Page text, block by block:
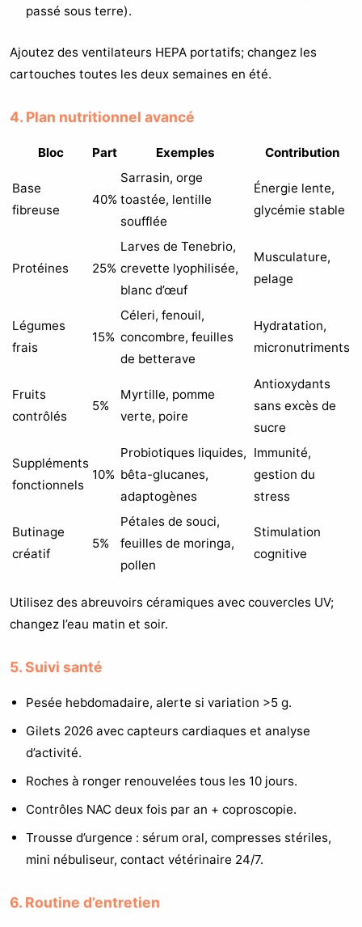
passé sous terre).
Ajoutez des ventilateurs HEPA portatifs; changez les
cartouches toutes les deux semaines en été.
4. Plan nutritionnel avancé
Bloc Part Exemples Contribution
Base
fibreuse
40%
Sarrasin, orge
toastée, lentille
soufflée
Énergie lente,
glycémie stable
Protéines 25%
Larves de Tenebrio,
crevette lyophilisée,
blanc d’œuf
Musculature,
pelage
Légumes
frais
15%
Céleri, fenouil,
concombre, feuilles
de betterave
Hydratation,
micronutriments
Fruits
contrôlés
5%
Myrtille, pomme
verte, poire
Antioxydants
sans excès de
sucre
Suppléments
fonctionnels
10%
Probiotiques liquides,
bêta-glucanes,
adaptogènes
Immunité,
gestion du
stress
Butinage
créatif
5%
Pétales de souci,
feuilles de moringa,
pollen
Stimulation
cognitive
Utilisez des abreuvoirs céramiques avec couvercles UV;
changez l’eau matin et soir.
5. Suivi santé
Pesée hebdomadaire, alerte si variation >5 g.
Gilets 2026 avec capteurs cardiaques et analyse
d’activité.
Roches à ronger renouvelées tous les 10 jours.
Contrôles NAC deux fois par an + coproscopie.
Trousse d’urgence : sérum oral, compresses stériles,
mini nébuliseur, contact vétérinaire 24/7.
6. Routine d’entretien